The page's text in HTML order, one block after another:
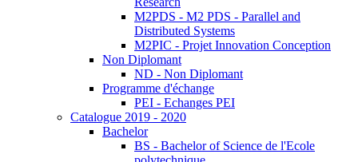
M2PDS - M2 PDS - Parallel and
Distributed Systems
M2PIC - Projet Innovation Conception
Non Diplomant
ND - Non Diplomant
Programme d'échange
PEI - Echanges PEI
Catalogue 2019 - 2020
Bachelor
BS - Bachelor of Science de l'Ecole